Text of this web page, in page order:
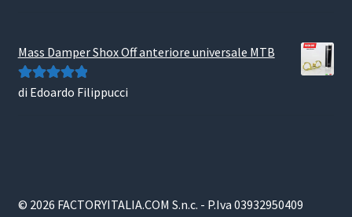
Mass Damper Shox Off anteriore universale MTB
Valutato5su
di Edoardo Filippucci
© 2026 FACTORYITALIA.COM S.n.c. - P.Iva 03932950409